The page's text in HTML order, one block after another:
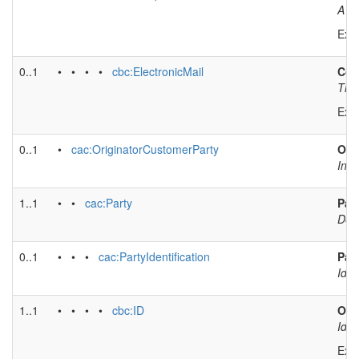
A
0..1 • • • • cbc:ElectronicMail
0..1 • cac:OriginatorCustomerParty
1..1 • • cac:Party
0..1 • • • cac:PartyIdentification
1..1 • • • • cbc:ID